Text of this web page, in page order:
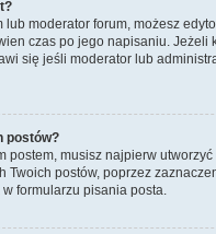
moderator forum, możesz
czas po jego napisaniu. Jeżeli
się jeśli moderator lub
postów?
postem, musisz najpierw
Twoich postów, poprzez
formularzu pisania posta.